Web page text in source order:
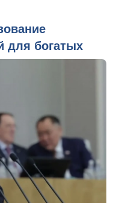
для богатых